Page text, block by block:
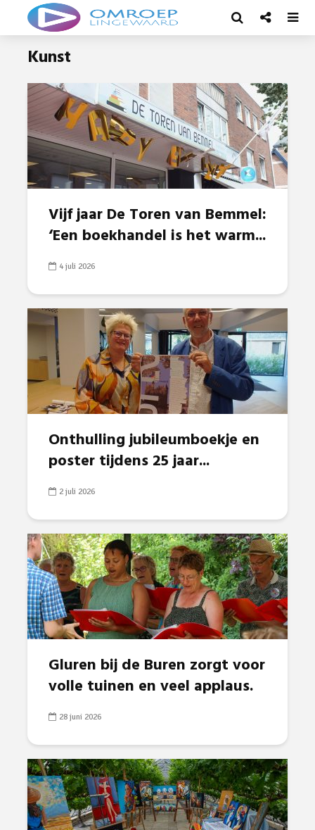
Kunst
Vijf jaar De Toren van Bemmel:
‘Een boekhandel is het warm...
4 juli 2026
Onthulling jubileumboekje en
poster tijdens 25 jaar...
2 juli 2026
Gluren bij de Buren zorgt voor
volle tuinen en veel applaus.
28 juni 2026